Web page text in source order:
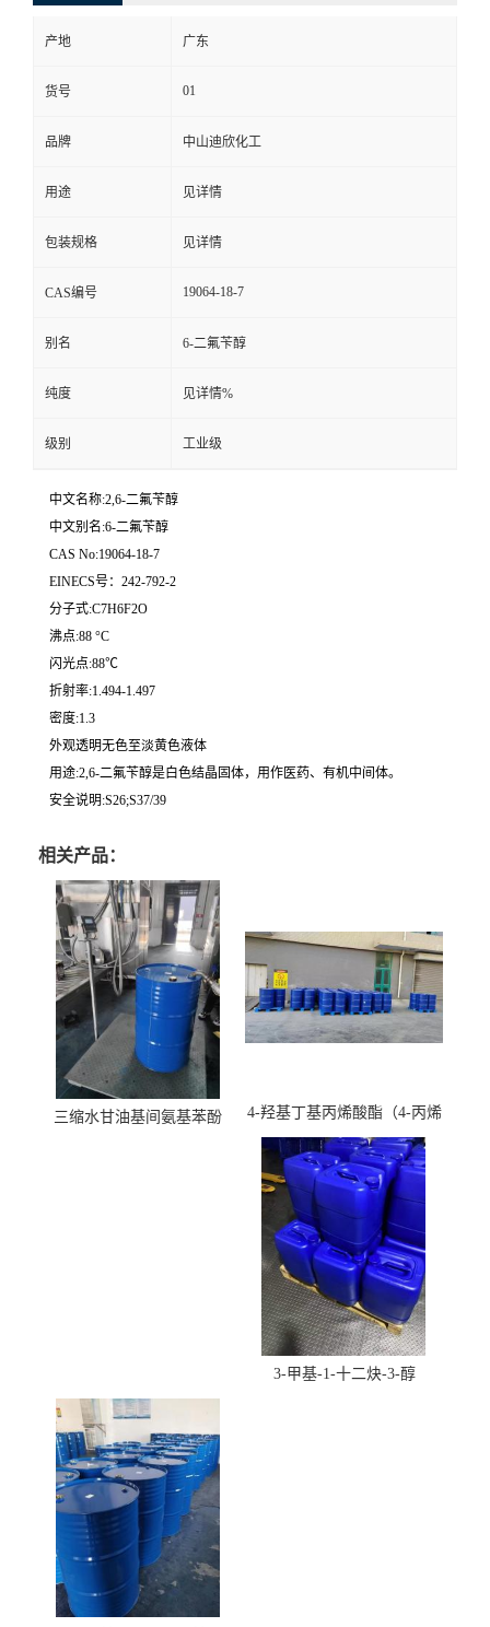
式
在
线
留
言
产地 广东
货号 01
品牌 中山迪欣化工
用途 见详情
包装规格 见详情
CAS编号 19064-18-7
别名 6-二氟苄醇
纯度 见详情%
级别 工业级
中文名称:2,6-二氟苄醇
中文别名:6-二氟苄醇
CAS No:19064-18-7
EINECS号：242-792-2
分子式:C7H6F2O
沸点:88 °C
闪光点:88℃
折射率:1.494-1.497
密度:1.3
外观透明无色至淡黄色液体
用途:2,6-二氟苄醇是白色结晶固体，用作医药、有机中间体。
安全说明:S26;S37/39
相关产品：
三缩水甘油基间氨基苯酚
4-羟基丁基丙烯酸酯（4-丙烯
酸羟丁酯）
3-甲基-1-十二炔-3-醇